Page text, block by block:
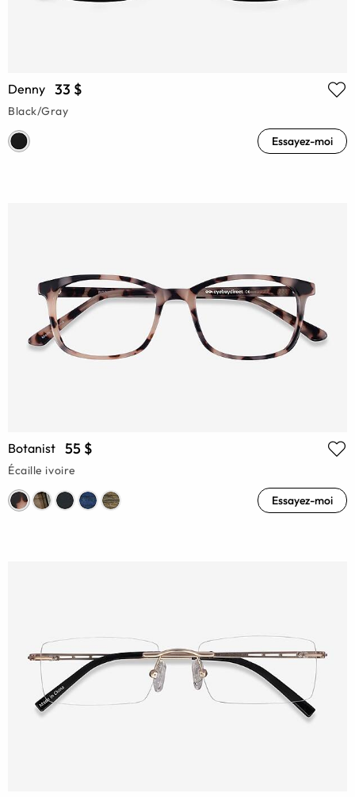
Denny 33 $
Black/Gray
Essayez-moi
Botanist 55 $
Écaille ivoire
Essayez-moi